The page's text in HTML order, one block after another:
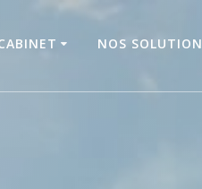
NOS